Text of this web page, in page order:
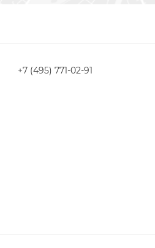
+7 (495) 771-02-91